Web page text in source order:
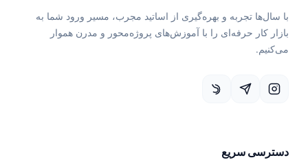
با سال‌ها تجربه و بهره‌گیری از اساتید مجرب، مسیر ورود شما به
بازار کار حرفه‌ای را با آموزش‌های پروژه‌محور و مدرن هموار
می‌کنیم.
دسترسی سریع